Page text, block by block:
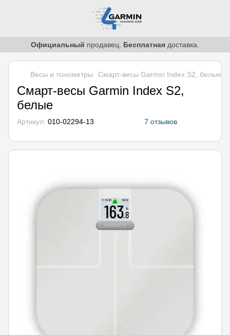
Официальный продавец. Бесплатная доставка.
Весы и тонометры Смарт-весы Garmin Index S2, белые
Смарт-весы Garmin Index S2,
белые
Артикул: 010-02294-13 7 отзывов